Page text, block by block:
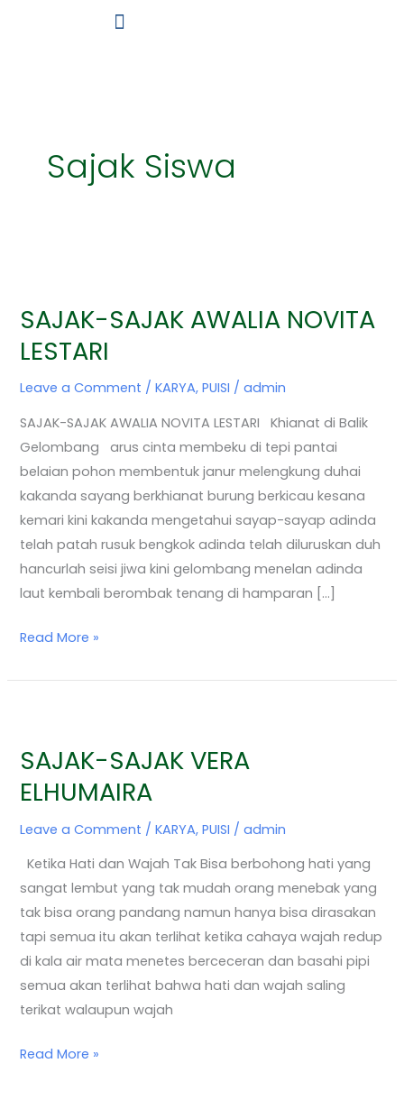
Sajak Siswa
SAJAK-SAJAK AWALIA NOVITA
LESTARI
Leave a Comment /KARYA,PUISI /admin
SAJAK-SAJAK AWALIA NOVITA LESTARI Khianat di Balik
Gelombang arus cinta membeku di tepi pantai
belaian pohon membentuk janur melengkung duhai
kakanda sayang berkhianat burung berkicau kesana
kemari kini kakanda mengetahui sayap-sayap adinda
telah patah rusuk bengkok adinda telah diluruskan duh
hancurlah seisi jiwa kini gelombang menelan adinda
laut kembali berombak tenang di hamparan […]
AWALIA
NOVITA
Read More »
SAJAK-SAJAK VERA
ELHUMAIRA
Leave a Comment /KARYA,PUISI /admin
Ketika Hati dan Wajah Tak Bisa berbohong hati yang
sangat lembut yang tak mudah orang menebak yang
tak bisa orang pandang namun hanya bisa dirasakan
tapi semua itu akan terlihat ketika cahaya wajah redup
di kala air mata menetes berceceran dan basahi pipi
semua akan terlihat bahwa hati dan wajah saling
terikat walaupun wajah
VERA
ELHUMAIRA
Read More »